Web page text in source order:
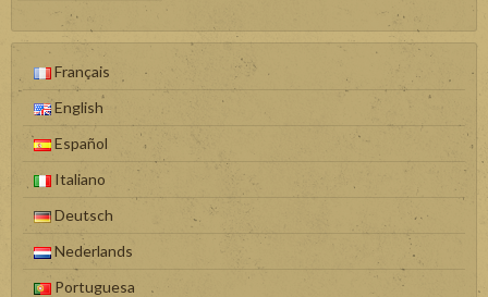
Français
English
Español
Italiano
Deutsch
Nederlands
Portuguesa